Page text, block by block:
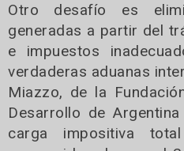
Otro desafío es
generadas a partir del
e impuestos
verdaderas aduanas
Miazzo, de la
Desarrollo de
carga impositiva